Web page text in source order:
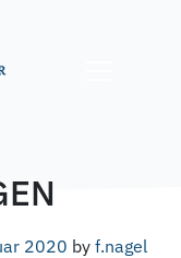
2020 byf.nagel